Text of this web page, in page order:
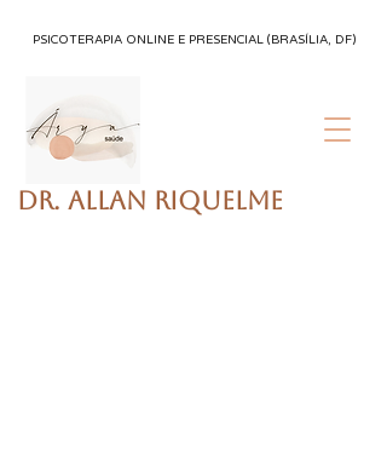
PSICOTERAPIA ONLINE E PRESENCIAL (BRASÍLIA, DF)
Dr. Allan Riquelme